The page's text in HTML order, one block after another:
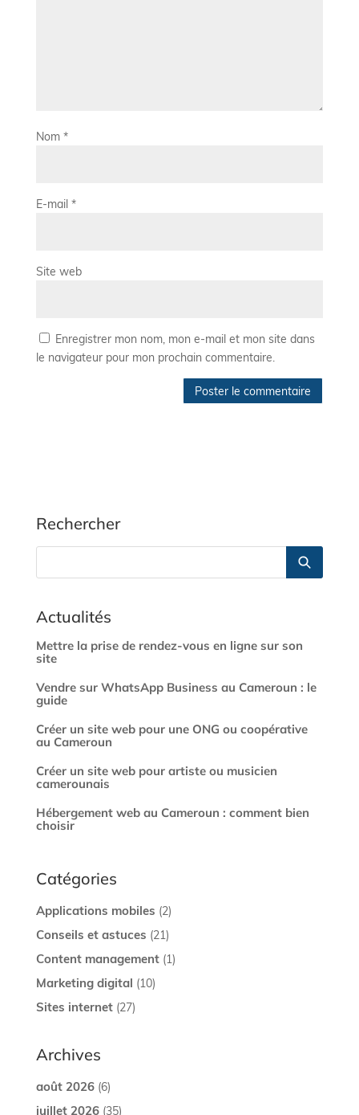
Nom *
E-mail *
Site web
Enregistrer mon nom, mon e-mail et mon site dans
le navigateur pour mon prochain commentaire.
Rechercher
Actualités
Mettre la prise de rendez-vous en ligne sur son
site
Vendre sur WhatsApp Business au Cameroun : le
guide
Créer un site web pour une ONG ou coopérative
au Cameroun
Créer un site web pour artiste ou musicien
camerounais
Hébergement web au Cameroun : comment bien
choisir
Catégories
Applications mobiles (2)
Conseils et astuces (21)
Content management(1)
Marketing digital (10)
Sites internet(27)
Archives
août 2026(6)
juillet 2026(35)